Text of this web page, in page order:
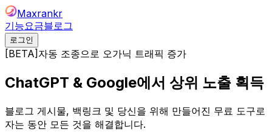
Maxrankr
기능요금블로그
로그인
[BETA] 자동 조종으로 오가닉 트래픽 증가
ChatGPT & Google에서 상위 노출 획득
블로그 게시물, 백링크 및 당신을 위해 만들어진 무료 도구로
자는 동안 모든 것을 해결합니다.